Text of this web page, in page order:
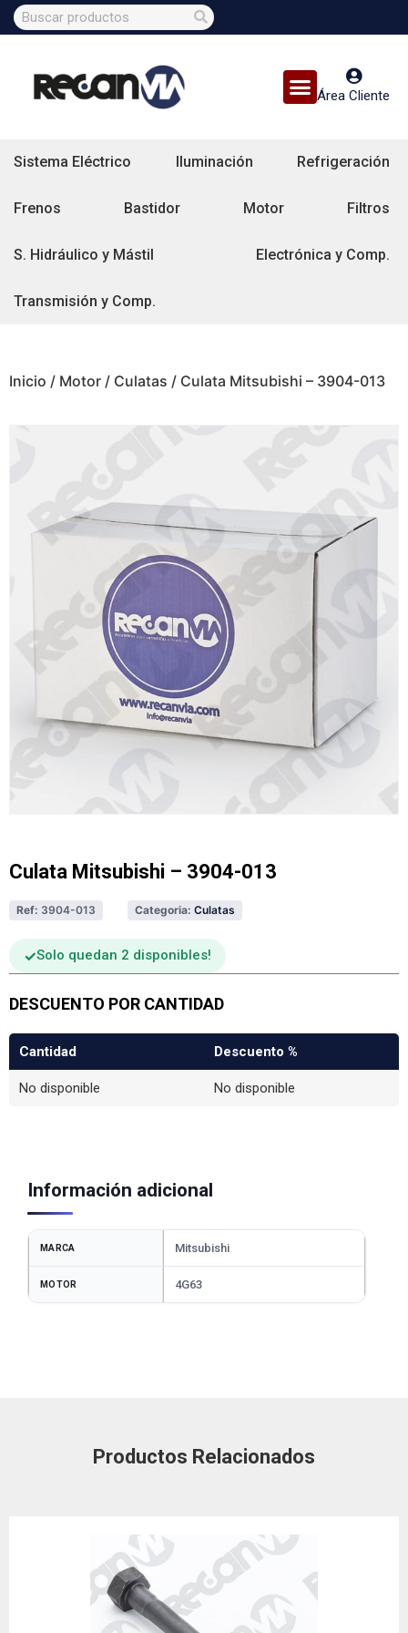
Área Cliente
Sistema Eléctrico Iluminación Refrigeración
Frenos Bastidor Motor Filtros
S. Hidráulico y Mástil Electrónica y Comp.
Transmisión y Comp.
Inicio / Motor / Culatas / Culata Mitsubishi – 3904-013
Culata Mitsubishi – 3904-013
Ref: 3904-013 Categoria: Culatas
Solo quedan 2 disponibles
DESCUENTO POR CANTIDAD
Cantidad Descuento %
No disponible No disponible
Información adicional
MARCA Mitsubishi
MOTOR 4G63
Productos Relacionados